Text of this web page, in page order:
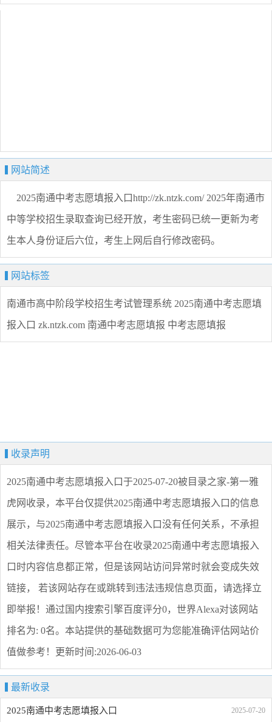
网站简述
2025南通中考志愿填报入口http://zk.ntzk.com/ 2025年南通市
中等学校招生录取查询已经开放，考生密码已统一更新为考
生本人身份证后六位，考生上网后自行修改密码。
网站标签
南通市高中阶段学校招生考试管理系统 2025南通中考志愿填
报入口 zk.ntzk.com 南通中考志愿填报 中考志愿填报
收录声明
2025南通中考志愿填报入口 于2025-07-20被目录之家-第一雅
虎网收录，本平台仅提供2025南通中考志愿填报入口 的信息
展示，与2025南通中考志愿填报入口没有任何关系，不承担
相关法律责任。尽管本平台在收录2025南通中考志愿填报入
口 时内容信息都正常，但是该网站访问异常时就会变成失效
链接， 若该网站存在或跳转到违法违规信息页面，请选择立
即举报 ！通过国内搜索引擎百度评分0，世界Alexa对该网站
排名为: 0名。本站提供的基础数据可为您能准确评估网站价
值做参考！ 更新时间:2026-06-03
最新收录
2025-07-20
2025南通中考志愿填报入口